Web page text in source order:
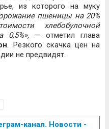
из которого на муку
пшеницы на 20%
хлебобулочной
0,5%»,— отметил глава
. Резкого скачка цен на
не предвидят.
канал. Новости -